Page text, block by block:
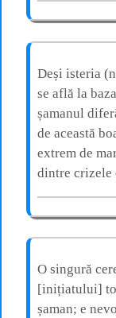
Deși isteria
se află la
șamanul
de această
extrem de
dintre crizele
O singură
[inițiatului]
șaman; e